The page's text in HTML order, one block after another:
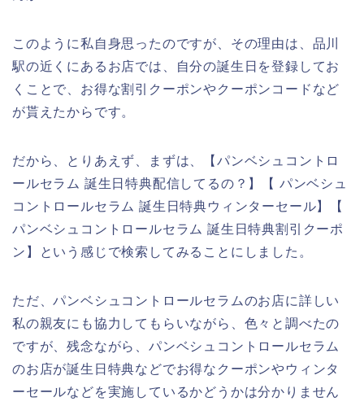
このように私自身思ったのですが、その理由は、品川
駅の近くにあるお店では、自分の誕生日を登録してお
くことで、お得な割引クーポンやクーポンコードなど
が貰えたからです。
だから、とりあえず、まずは、【パンベシュコントロ
ールセラム 誕生日特典配信してるの？】【 パンベシュ
コントロールセラム 誕生日特典ウィンターセール】【
パンベシュコントロールセラム 誕生日特典割引クーポ
ン】という感じで検索してみることにしました。
ただ、パンベシュコントロールセラムのお店に詳しい
私の親友にも協力してもらいながら、色々と調べたの
ですが、残念ながら、パンベシュコントロールセラム
のお店が誕生日特典などでお得なクーポンやウィンタ
ーセールなどを実施しているかどうかは分かりません